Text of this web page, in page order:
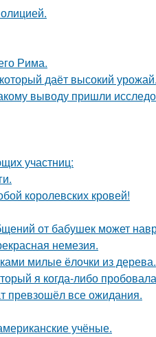
Рима.
даёт высокий урожай.
выводу пришли
участниц:
королевских кровей!
от бабушек может
немезия.
милые ёлочки из дерева.
я когда-либо
превзошёл все ожидания.
учёные.